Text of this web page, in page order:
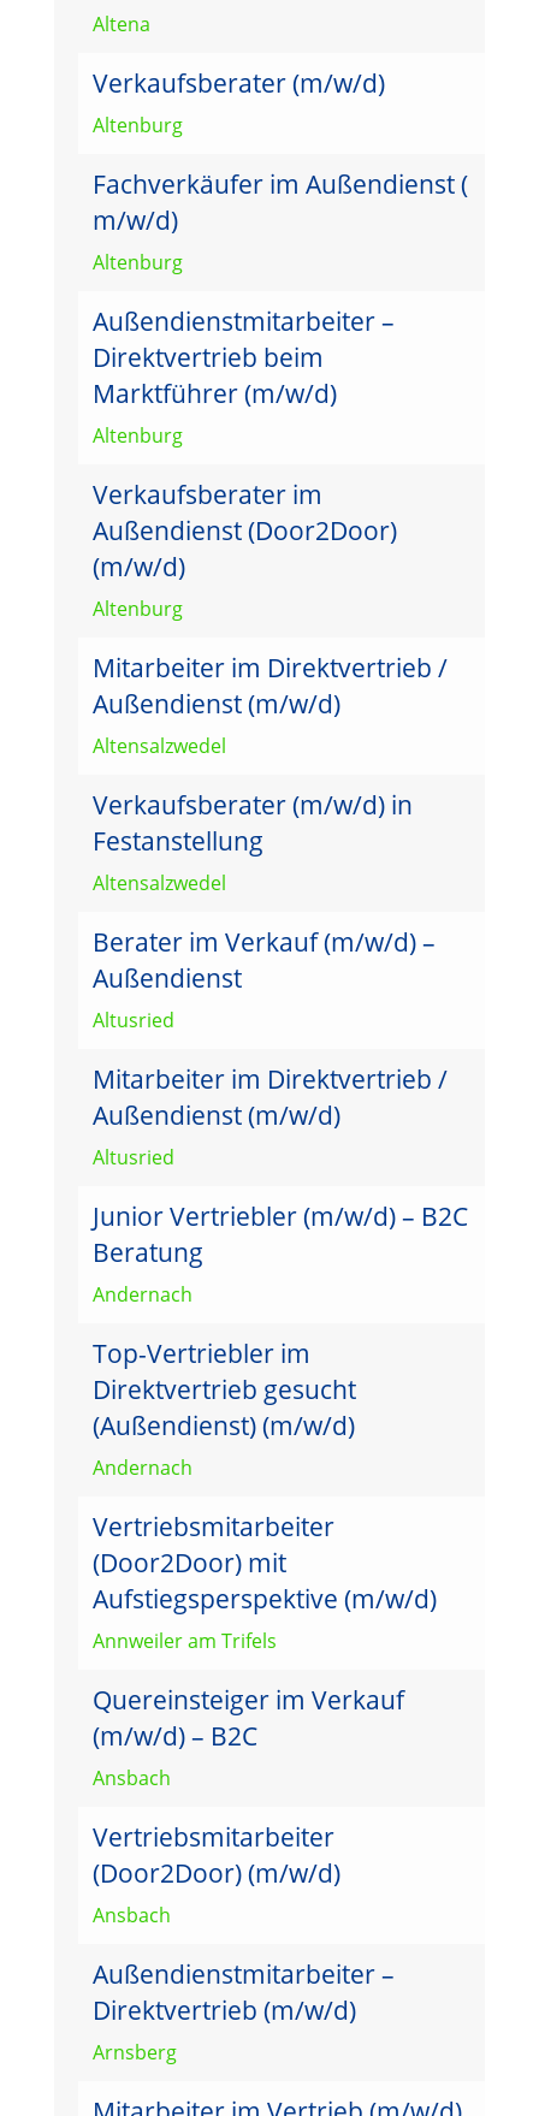
Altena
Verkaufsberater (m/w/d)
Altenburg
Fachverkäufer im Außendienst (
m/w/d)
Altenburg
Außendienstmitarbeiter –
Direktvertrieb beim
Marktführer (m/w/d)
Altenburg
Verkaufsberater im
Außendienst (Door2Door)
(m/w/d)
Altenburg
Mitarbeiter im Direktvertrieb /
Außendienst (m/w/d)
Altensalzwedel
Verkaufsberater (m/w/d) in
Festanstellung
Altensalzwedel
Berater im Verkauf (m/w/d) –
Außendienst
Altusried
Mitarbeiter im Direktvertrieb /
Außendienst (m/w/d)
Altusried
Junior Vertriebler (m/w/d) – B2C
Beratung
Andernach
Top-Vertriebler im
Direktvertrieb gesucht
(Außendienst) (m/w/d)
Andernach
Vertriebsmitarbeiter
(Door2Door) mit
Aufstiegsperspektive (m/w/d)
Annweiler am Trifels
Quereinsteiger im Verkauf
(m/w/d) – B2C
Ansbach
Vertriebsmitarbeiter
(Door2Door) (m/w/d)
Ansbach
Außendienstmitarbeiter –
Direktvertrieb (m/w/d)
Arnsberg